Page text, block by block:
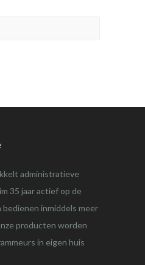
administratieve
35 jaar actief op de
inmiddels meer
producten worden
in eigen huis